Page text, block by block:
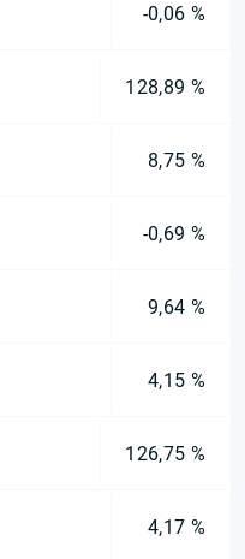
-0,06 %
128,89 %
8,75 %
-0,69 %
9,64 %
4,15 %
126,75 %
4,17 %